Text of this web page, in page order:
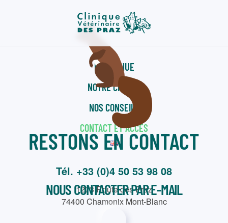
BIENVENUE
NOTRE CHARTE
NOS CONSEILS
CONTACT ET ACCÈS
Tél. +33 (0)4 50 53 98 08
1273 Route des Praz
74400 Chamonix Mont-Blanc
RESTONS EN CONTACT
NOUS CONTACTER PAR E-MAIL